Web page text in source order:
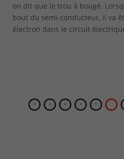
on dit que le trou à bougé.
bout du semi-conducteur, il va
électron dans le circuit